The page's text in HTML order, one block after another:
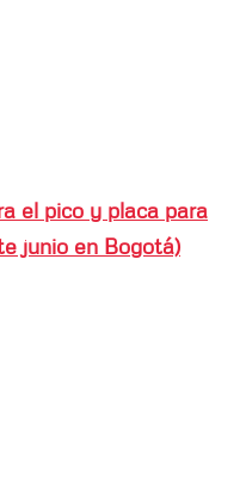
el pico y placa para
junio en Bogotá)